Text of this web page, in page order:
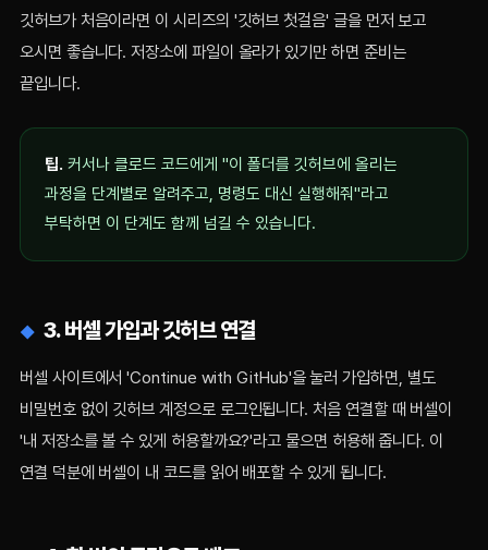
깃허브가 처음이라면 이 시리즈의 '깃허브 첫걸음' 글을 먼저 보고
오시면 좋습니다. 저장소에 파일이 올라가 있기만 하면 준비는
끝입니다.
팁. 커서나 클로드 코드에게 "이 폴더를 깃허브에 올리는
과정을 단계별로 알려주고, 명령도 대신 실행해줘"라고
부탁하면 이 단계도 함께 넘길 수 있습니다.
3. 버셀 가입과 깃허브 연결
버셀 사이트에서 'Continue with GitHub'을 눌러 가입하면, 별도
비밀번호 없이 깃허브 계정으로 로그인됩니다. 처음 연결할 때 버셀이
'내 저장소를 볼 수 있게 허용할까요?'라고 물으면 허용해 줍니다. 이
연결 덕분에 버셀이 내 코드를 읽어 배포할 수 있게 됩니다.